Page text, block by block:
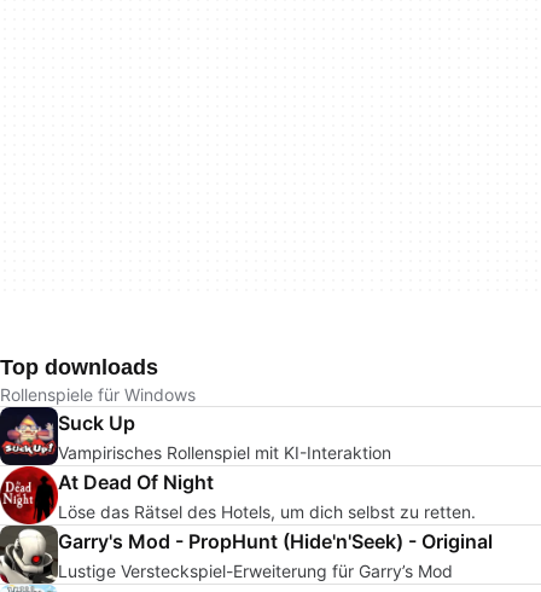
Top downloads
Rollenspiele für Windows
Suck Up
Vampirisches Rollenspiel mit KI-Interaktion
At Dead Of Night
Löse das Rätsel des Hotels, um dich selbst zu retten.
Garry's Mod - PropHunt (Hide'n'Seek) - Original
Lustige Versteckspiel-Erweiterung für Garry’s Mod